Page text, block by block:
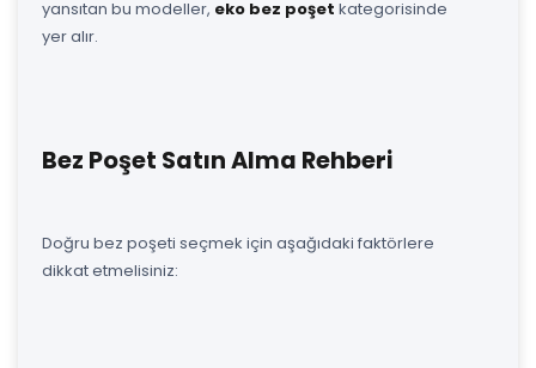
yansıtan bu modeller, eko bez poşet kategorisinde
yer alır.
Bez Poşet Satın Alma Rehberi
Doğru bez poşeti seçmek için aşağıdaki faktörlere
dikkat etmelisiniz: